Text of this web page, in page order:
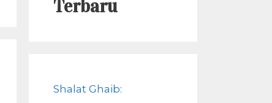
Terbaru
Shalat Ghaib: